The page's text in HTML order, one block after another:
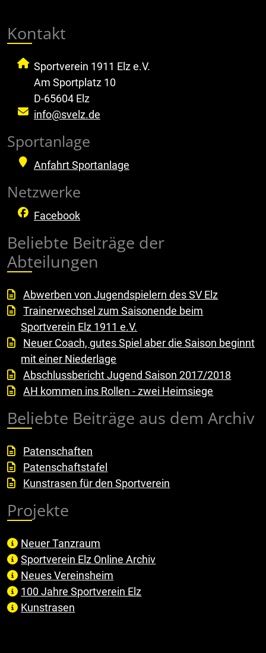
Kontakt
Sportverein 1911 Elz e.V.
Am Sportplatz 10
D-65604 Elz
info@svelz.de
Sportanlage
Anfahrt Sportanlage
Netzwerke
Facebook
Beliebte Beiträge der
Abteilungen
Abwerben von Jugendspielern des SV Elz
Trainerwechsel zum Saisonende beim
Sportverein Elz 1911 e.V.
Neuer Coach, gutes Spiel aber die Saison beginnt
mit einer Niederlage
Abschlussbericht Jugend Saison 2017/2018
AH kommen ins Rollen - zwei Heimsiege
Beliebte Beiträge aus dem Archiv
Patenschaften
Patenschaftstafel
Kunstrasen für den Sportverein
Projekte
Neuer Tanzraum
Sportverein Elz Online Archiv
Neues Vereinsheim
100 Jahre Sportverein Elz
Kunstrasen